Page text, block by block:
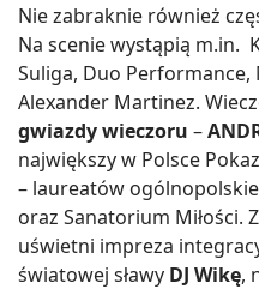
Nie zabraknie również
Na scenie wystąpią m.in.
Suliga, Duo Performance,
Alexander Martinez.
gwiazdy wieczoru –
największy w Polsce
– laureatów
oraz Sanatorium Miłości.
uświetni impreza
światowej sławy DJ Wikę,